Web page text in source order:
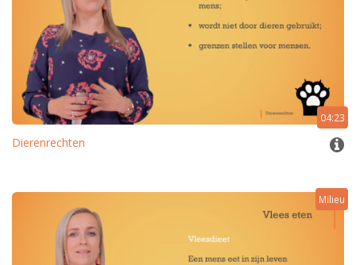
04:23
Dierenrechten
Milieu